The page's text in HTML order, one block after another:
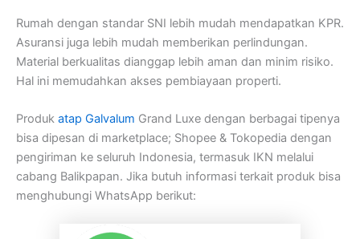
Rumah dengan standar SNI lebih mudah mendapatkan KPR.
Asuransi juga lebih mudah memberikan perlindungan.
Material berkualitas dianggap lebih aman dan minim risiko.
Hal ini memudahkan akses pembiayaan properti.
Produk atap Galvalum Grand Luxe dengan berbagai tipenya
bisa dipesan di marketplace; Shopee & Tokopedia dengan
pengiriman ke seluruh Indonesia, termasuk IKN melalui
cabang Balikpapan. Jika butuh informasi terkait produk bisa
menghubungi WhatsApp berikut: